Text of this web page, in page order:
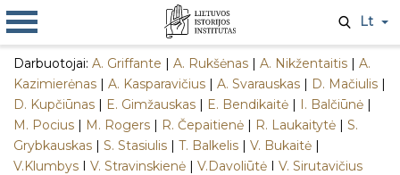
Darbuotojai: A. Griffante | A. Rukšėnas | A. Nikžentaitis | A.
Kazimierėnas | A. Kasparavičius | A. Svarauskas | D. Mačiulis |
D. Kupčiūnas | E. Gimžauskas | E. Bendikaitė | I. Balčiūnė |
M. Pocius | M. Rogers | R. Čepaitienė | R. Laukaitytė | S.
Grybkauskas | S. Stasiulis | T. Balkelis | V. Bukaitė |
V.Klumbys I V. Stravinskienė | V.Davoliūtė I V. Sirutavičius
Lt